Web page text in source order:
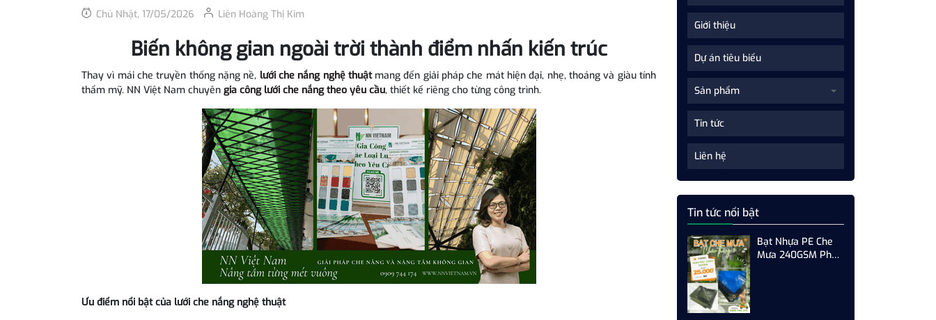
Chủ Nhật, 17/05/2026 Liên Hoàng Thị Kim
Biến không gian ngoài trời thành điểm nhấn kiến trúc
Thay vì mái che truyền thống nặng nề, lưới che nắng nghệ thuậtmang đến giải pháp che mát hiện đại, nhẹ, thoáng và giàu tính
thẩm mỹ. NN Việt Nam chuyên gia công lưới che nắng theo yêu cầu, thiết kế riêng cho từng công trình.
Ưu điểm nổi bật của lưới che nắng nghệ thuật
Giới thiệu
Dự án tiêu biểu
Sản phẩm
Tin tức
Liên hệ
Tin tức nổi bật
Bạt Nhựa PE Che
Mưa 240GSM Phủ